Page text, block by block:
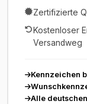
Zertifizierte
Kostenloser
Versandweg
Kennzeichen
Alle